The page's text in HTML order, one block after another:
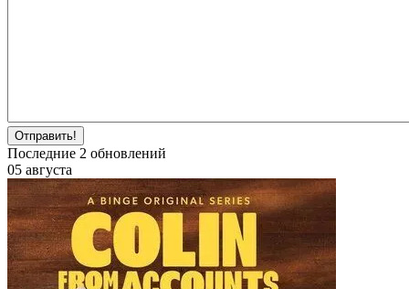
Отправить!
Последние 2 обновлений
05 августа